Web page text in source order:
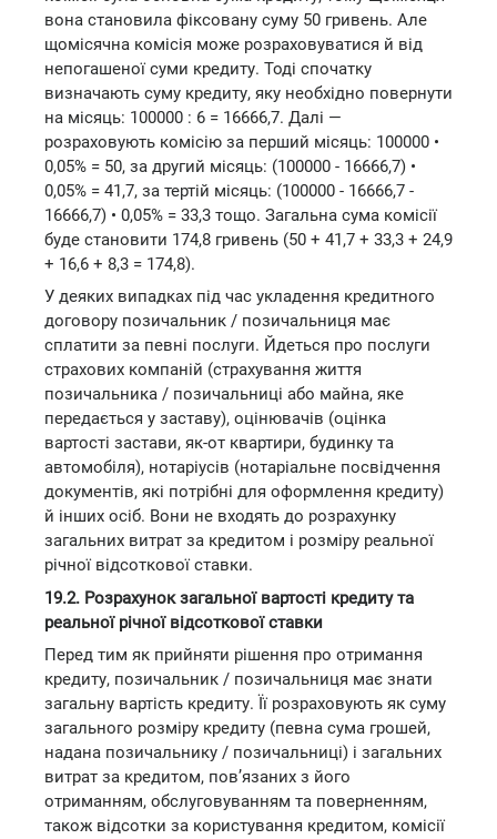
вона становила фіксовану суму 50 гривень. Але
щомісячна комісія може розраховуватися й від
непогашеної суми кредиту. Тоді спочатку
визначають суму кредиту, яку необхідно повернути
на місяць: 100000 : 6 = 16666,7. Далі —
розраховують комісію за перший місяць: 100000 •
0,05% = 50, за другий місяць: (100000 - 16666,7) •
0,05% = 41,7, за тертій місяць: (100000 - 16666,7 -
16666,7) • 0,05% = 33,3 тощо. Загальна сума комісії
буде становити 174,8 гривень (50 + 41,7 + 33,3 + 24,9
+ 16,6 + 8,3 = 174,8).
У деяких випадках під час укладення кредитного
договору позичальник / позичальниця має
сплатити за певні послуги. Йдеться про послуги
страхових компаній (страхування життя
позичальника / позичальниці або майна, яке
передається у заставу), оцінювачів (оцінка
вартості застави, як-от квартири, будинку та
автомобіля), нотаріусів (нотаріальне посвідчення
документів, які потрібні для оформлення кредиту)
й інших осіб. Вони не входять до розрахунку
загальних витрат за кредитом і розміру реальної
річної відсоткової ставки.
19.2. Розрахунок загальної вартості кредиту та
реальної річної відсоткової ставки
Перед тим як прийняти рішення про отримання
кредиту, позичальник / позичальниця має знати
загальну вартість кредиту. Її розраховують як суму
загального розміру кредиту (певна сума грошей,
надана позичальнику / позичальниці) і загальних
витрат за кредитом, пов’язаних з його
отриманням, обслуговуванням та поверненням,
також відсотки за користування кредитом, комісії